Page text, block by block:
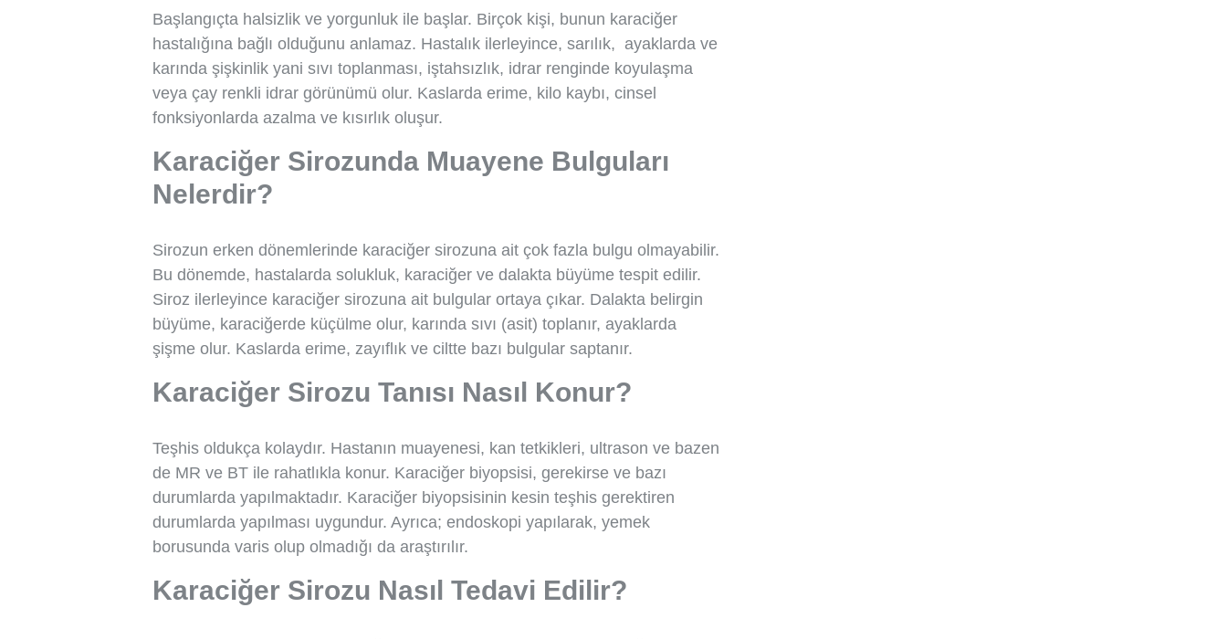
Başlangıçta halsizlik ve yorgunluk ile başlar. Birçok kişi, bunun karaciğer
hastalığına bağlı olduğunu anlamaz. Hastalık ilerleyince, sarılık, ayaklarda ve
karında şişkinlik yani sıvı toplanması, iştahsızlık, idrar renginde koyulaşma
veya çay renkli idrar görünümü olur. Kaslarda erime, kilo kaybı, cinsel
fonksiyonlarda azalma ve kısırlık oluşur.
Karaciğer Sirozunda Muayene Bulguları
Nelerdir?
Sirozun erken dönemlerinde karaciğer sirozuna ait çok fazla bulgu olmayabilir.
Bu dönemde, hastalarda solukluk, karaciğer ve dalakta büyüme tespit edilir.
Siroz ilerleyince karaciğer sirozuna ait bulgular ortaya çıkar. Dalakta belirgin
büyüme, karaciğerde küçülme olur, karında sıvı (asit) toplanır, ayaklarda
şişme olur. Kaslarda erime, zayıflık ve ciltte bazı bulgular saptanır.
Karaciğer Sirozu Tanısı Nasıl Konur?
Teşhis oldukça kolaydır. Hastanın muayenesi, kan tetkikleri, ultrason ve bazen
de MR ve BT ile rahatlıkla konur. Karaciğer biyopsisi, gerekirse ve bazı
durumlarda yapılmaktadır. Karaciğer biyopsisinin kesin teşhis gerektiren
durumlarda yapılması uygundur. Ayrıca; endoskopi yapılarak, yemek
borusunda varis olup olmadığı da araştırılır.
Karaciğer Sirozu Nasıl Tedavi Edilir?